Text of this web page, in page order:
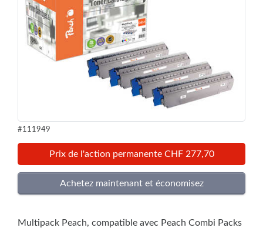
#111949
Prix de l'action permanente CHF 277,70
Multipack Peach, compatible avec Peach Combi Packs